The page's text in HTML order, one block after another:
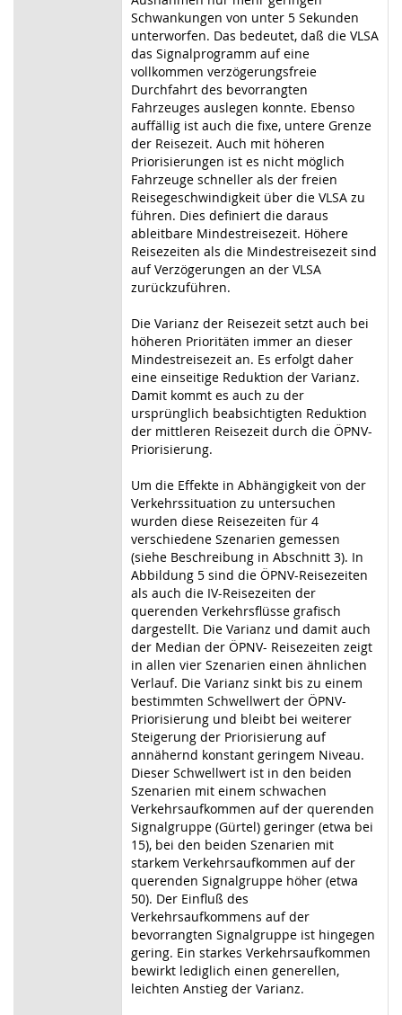
Schwankungen von unter 5 Sekunden
unterworfen. Das bedeutet, daß die VLSA
das Signalprogramm auf eine
vollkommen verzögerungsfreie
Durchfahrt des bevorrangten
Fahrzeuges auslegen konnte. Ebenso
auffällig ist auch die fixe, untere Grenze
der Reisezeit. Auch mit höheren
Priorisierungen ist es nicht möglich
Fahrzeuge schneller als der freien
Reisegeschwindigkeit über die VLSA zu
führen. Dies definiert die daraus
ableitbare Mindestreisezeit. Höhere
Reisezeiten als die Mindestreisezeit sind
auf Verzögerungen an der VLSA
zurückzuführen.
Die Varianz der Reisezeit setzt auch bei
höheren Prioritäten immer an dieser
Mindestreisezeit an. Es erfolgt daher
eine einseitige Reduktion der Varianz.
Damit kommt es auch zu der
ursprünglich beabsichtigten Reduktion
der mittleren Reisezeit durch die ÖPNV-
Priorisierung.
Um die Effekte in Abhängigkeit von der
Verkehrssituation zu untersuchen
wurden diese Reisezeiten für 4
verschiedene Szenarien gemessen
(siehe Beschreibung in Abschnitt 3). In
Abbildung 5 sind die ÖPNV-Reisezeiten
als auch die IV-Reisezeiten der
querenden Verkehrsflüsse grafisch
dargestellt. Die Varianz und damit auch
der Median der ÖPNV- Reisezeiten zeigt
in allen vier Szenarien einen ähnlichen
Verlauf. Die Varianz sinkt bis zu einem
bestimmten Schwellwert der ÖPNV-
Priorisierung und bleibt bei weiterer
Steigerung der Priorisierung auf
annähernd konstant geringem Niveau.
Dieser Schwellwert ist in den beiden
Szenarien mit einem schwachen
Verkehrsaufkommen auf der querenden
Signalgruppe (Gürtel) geringer (etwa bei
15), bei den beiden Szenarien mit
starkem Verkehrsaufkommen auf der
querenden Signalgruppe höher (etwa
50). Der Einfluß des
Verkehrsaufkommens auf der
bevorrangten Signalgruppe ist hingegen
gering. Ein starkes Verkehrsaufkommen
bewirkt lediglich einen generellen,
leichten Anstieg der Varianz.